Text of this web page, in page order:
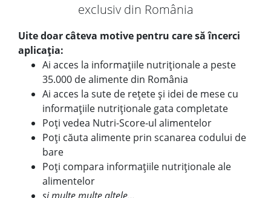
exclusiv din România
Uite doar câteva motive pentru care să încerci
aplicația:
Ai acces la informațiile nutriționale a peste
35.000 de alimente din România
Ai acces la sute de rețete și idei de mese cu
informațiile nutriționale gata completate
Poți vedea Nutri-Score-ul alimentelor
Poți căuta alimente prin scanarea codului de
bare
Poți compara informațiile nutriționale ale
alimentelor